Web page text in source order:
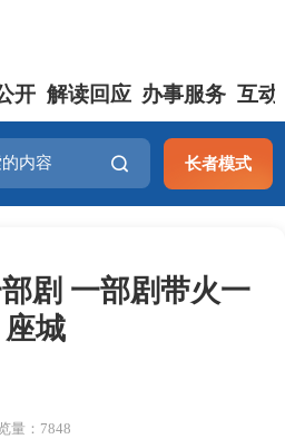
开 解读回应 办事服务 互动
长者模式
剧 一部剧带火一
座城
量：7848